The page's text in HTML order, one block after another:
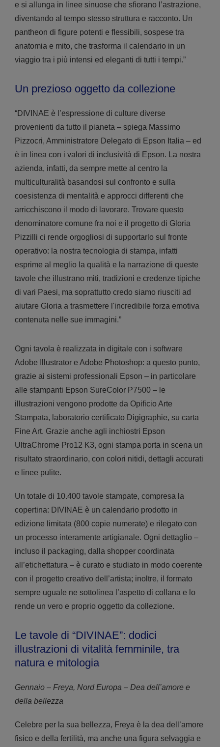
e si allunga in linee sinuose che sﬁorano l’astrazione,
diventando al tempo stesso struttura e racconto. Un
pantheon di ﬁgure potenti e ﬂessibili, sospese tra
anatomia e mito, che trasforma il calendario in un
viaggio tra i più intensi ed eleganti di tutti i tempi.”
Un prezioso oggetto da collezione
“DIVINAE è l’espressione di culture diverse
provenienti da tutto il pianeta – spiega Massimo
Pizzocri, Amministratore Delegato di Epson Italia – ed
è in linea con i valori di inclusività di Epson. La nostra
azienda, infatti, da sempre mette al centro la
multiculturalità basandosi sul confronto e sulla
coesistenza di mentalità e approcci differenti che
arricchiscono il modo di lavorare. Trovare questo
denominatore comune fra noi e il progetto di Gloria
Pizzilli ci rende orgogliosi di supportarlo sul fronte
operativo: la nostra tecnologia di stampa, infatti
esprime al meglio la qualità e la narrazione di queste
tavole che illustrano miti, tradizioni e credenze tipiche
di vari Paesi, ma soprattutto credo siamo riusciti ad
aiutare Gloria a trasmettere l'incredibile forza emotiva
contenuta nelle sue immagini.”
Ogni tavola è realizzata in digitale con i software
Adobe Illustrator e Adobe Photoshop: a questo punto,
grazie ai sistemi professionali Epson – in particolare
alle stampanti Epson SureColor P7500 – le
illustrazioni vengono prodotte da Opificio Arte
Stampata, laboratorio certificato Digigraphie, su carta
Fine Art. Grazie anche agli inchiostri Epson
UltraChrome Pro12 K3, ogni stampa porta in scena un
risultato straordinario, con colori nitidi, dettagli accurati
e linee pulite.
Un totale di 10.400 tavole stampate, compresa la
copertina: DIVINAE è un calendario prodotto in
edizione limitata (800 copie numerate) e rilegato con
un processo interamente artigianale. Ogni dettaglio –
incluso il packaging, dalla shopper coordinata
all’etichettatura – è curato e studiato in modo coerente
con il progetto creativo dell’artista; inoltre, il formato
sempre uguale ne sottolinea l’aspetto di collana e lo
rende un vero e proprio oggetto da collezione.
Le tavole di “DIVINAE”: dodici
illustrazioni di vitalità femminile, tra
natura e mitologia
Gennaio – Freya, Nord Europa – Dea dell’amore e
della bellezza
Celebre per la sua bellezza, Freya è la dea dell’amore
fisico e della fertilità, ma anche una figura selvaggia e